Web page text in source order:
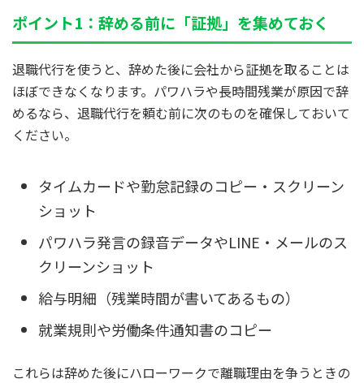
ポイント1：辞める前に「証拠」を集めておく
退職代行を使うと、辞めた後に会社から証拠を取ることは
ほぼできなくなります。パワハラや長時間残業が原因で辞
めるなら、退職代行を頼む前に次のものを確保しておいて
ください。
タイムカードや勤怠記録のコピー・スクリーン
ショット
パワハラ発言の録音データやLINE・メールのス
クリーンショット
給与明細（残業時間が書いてあるもの）
就業規則や労働条件通知書のコピー
これらは辞めた後にハローワークで離職理由を争うときの